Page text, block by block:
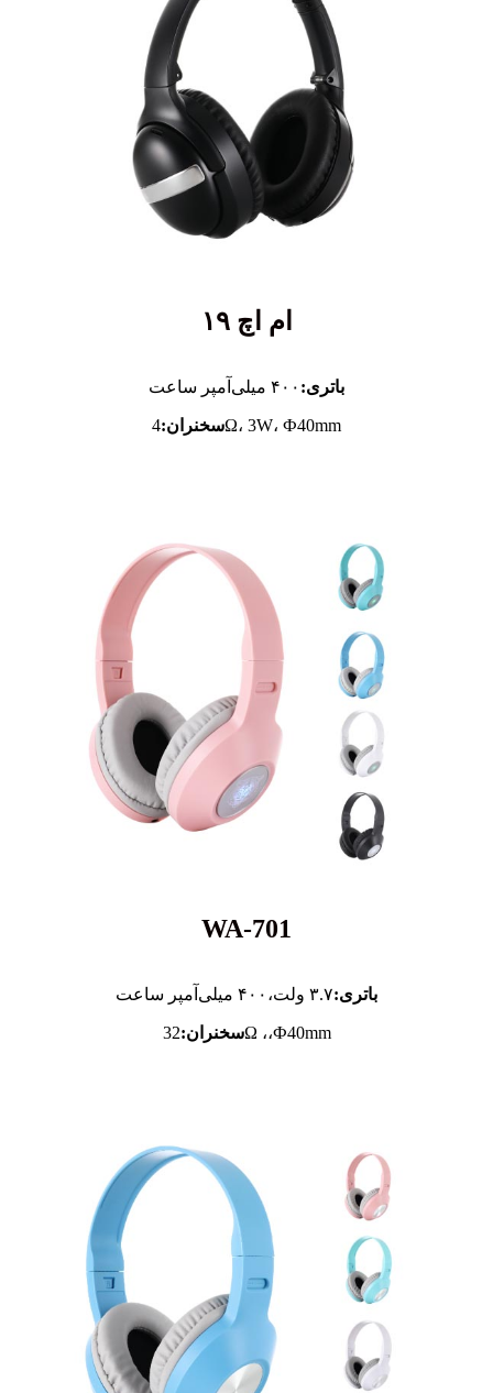
ام اچ ۱۹
باتری: ۴۰۰ میلی‌آمپر ساعت
سخنران:4Ω، 3W، Ф40mm
WA-701
باتری:۳.۷ ولت، ۴۰۰ میلی‌آمپر ساعت
سخنران:32Ω ،،Ф40mm